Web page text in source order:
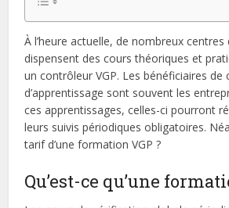
À l’heure actuelle, de nombreux
dispensent des cours théoriques et
un contrôleur VGP. Les bénéficiaires de
d’apprentissage sont souvent les
ces apprentissages, celles-ci pourront
leurs suivis périodiques obligatoires.
tarif d’une formation VGP ?
Qu’est-ce qu’une